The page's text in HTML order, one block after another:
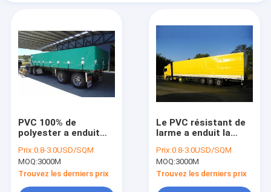
PVC 100% de
polyester a enduit
bâche 650gsm
Prix:0.8-3.0USD/SQM
MOQ:3000M
Trouvez les derniers prix
Le PVC résistant de
larme a enduit la
résistante de camion
de 5m
Prix:0.8-3.0USD/SQM
MOQ:3000M
Trouvez les derniers prix